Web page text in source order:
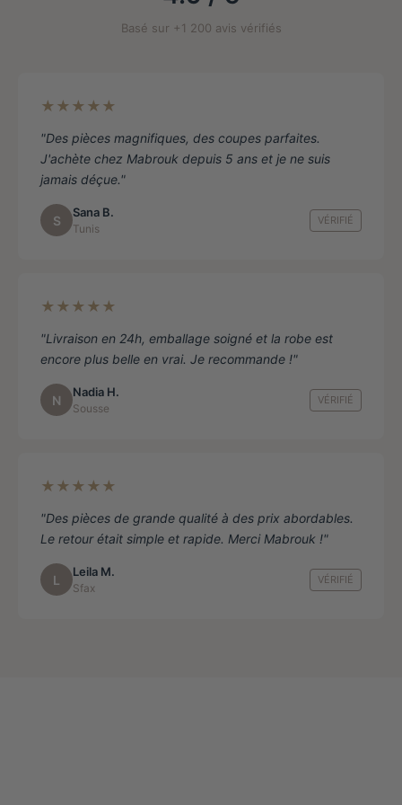
Basé sur +1 200 avis vérifiés
★★★★★
"Des pièces magnifiques, des coupes parfaites.
J'achète chez Mabrouk depuis 5 ans et je ne suis
jamais déçue."
S
Sana B.
Tunis
VÉRIFIÉ
★★★★★
"Livraison en 24h, emballage soigné et la robe est
encore plus belle en vrai. Je recommande !"
N
Nadia H.
Sousse
VÉRIFIÉ
★★★★★
"Des pièces de grande qualité à des prix abordables.
Le retour était simple et rapide. Merci Mabrouk !"
L
Leila M.
Sfax
VÉRIFIÉ